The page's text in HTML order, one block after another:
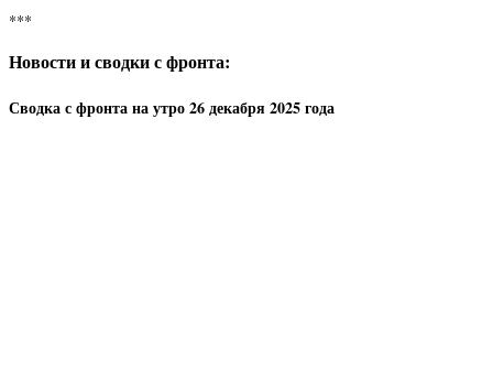
***
Новости и сводки с фронта:
Сводка с фронта на утро 26 декабря 2025 года